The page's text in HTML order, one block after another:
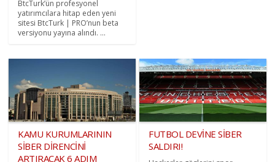
BtcTurk’ün profesyonel
yatırımcılara hitap eden yeni
sitesi BtcTurk | PRO’nun beta
versiyonu yayına alındı. ...
KAMU KURUMLARININ
SİBER DİRENCİNİ
ARTIRACAK 6 ADIM
FUTBOL DEVİNE SİBER
SALDIRI!